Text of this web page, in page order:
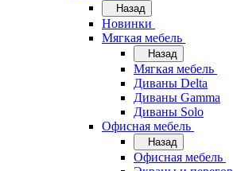
Назад
Новинки
Мягкая мебель
Назад
Мягкая мебель
Диваны Delta
Диваны Gamma
Диваны Solo
Офисная мебель
Назад
Офисная мебель